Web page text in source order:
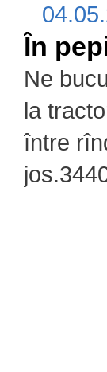
În
Ne
la
între